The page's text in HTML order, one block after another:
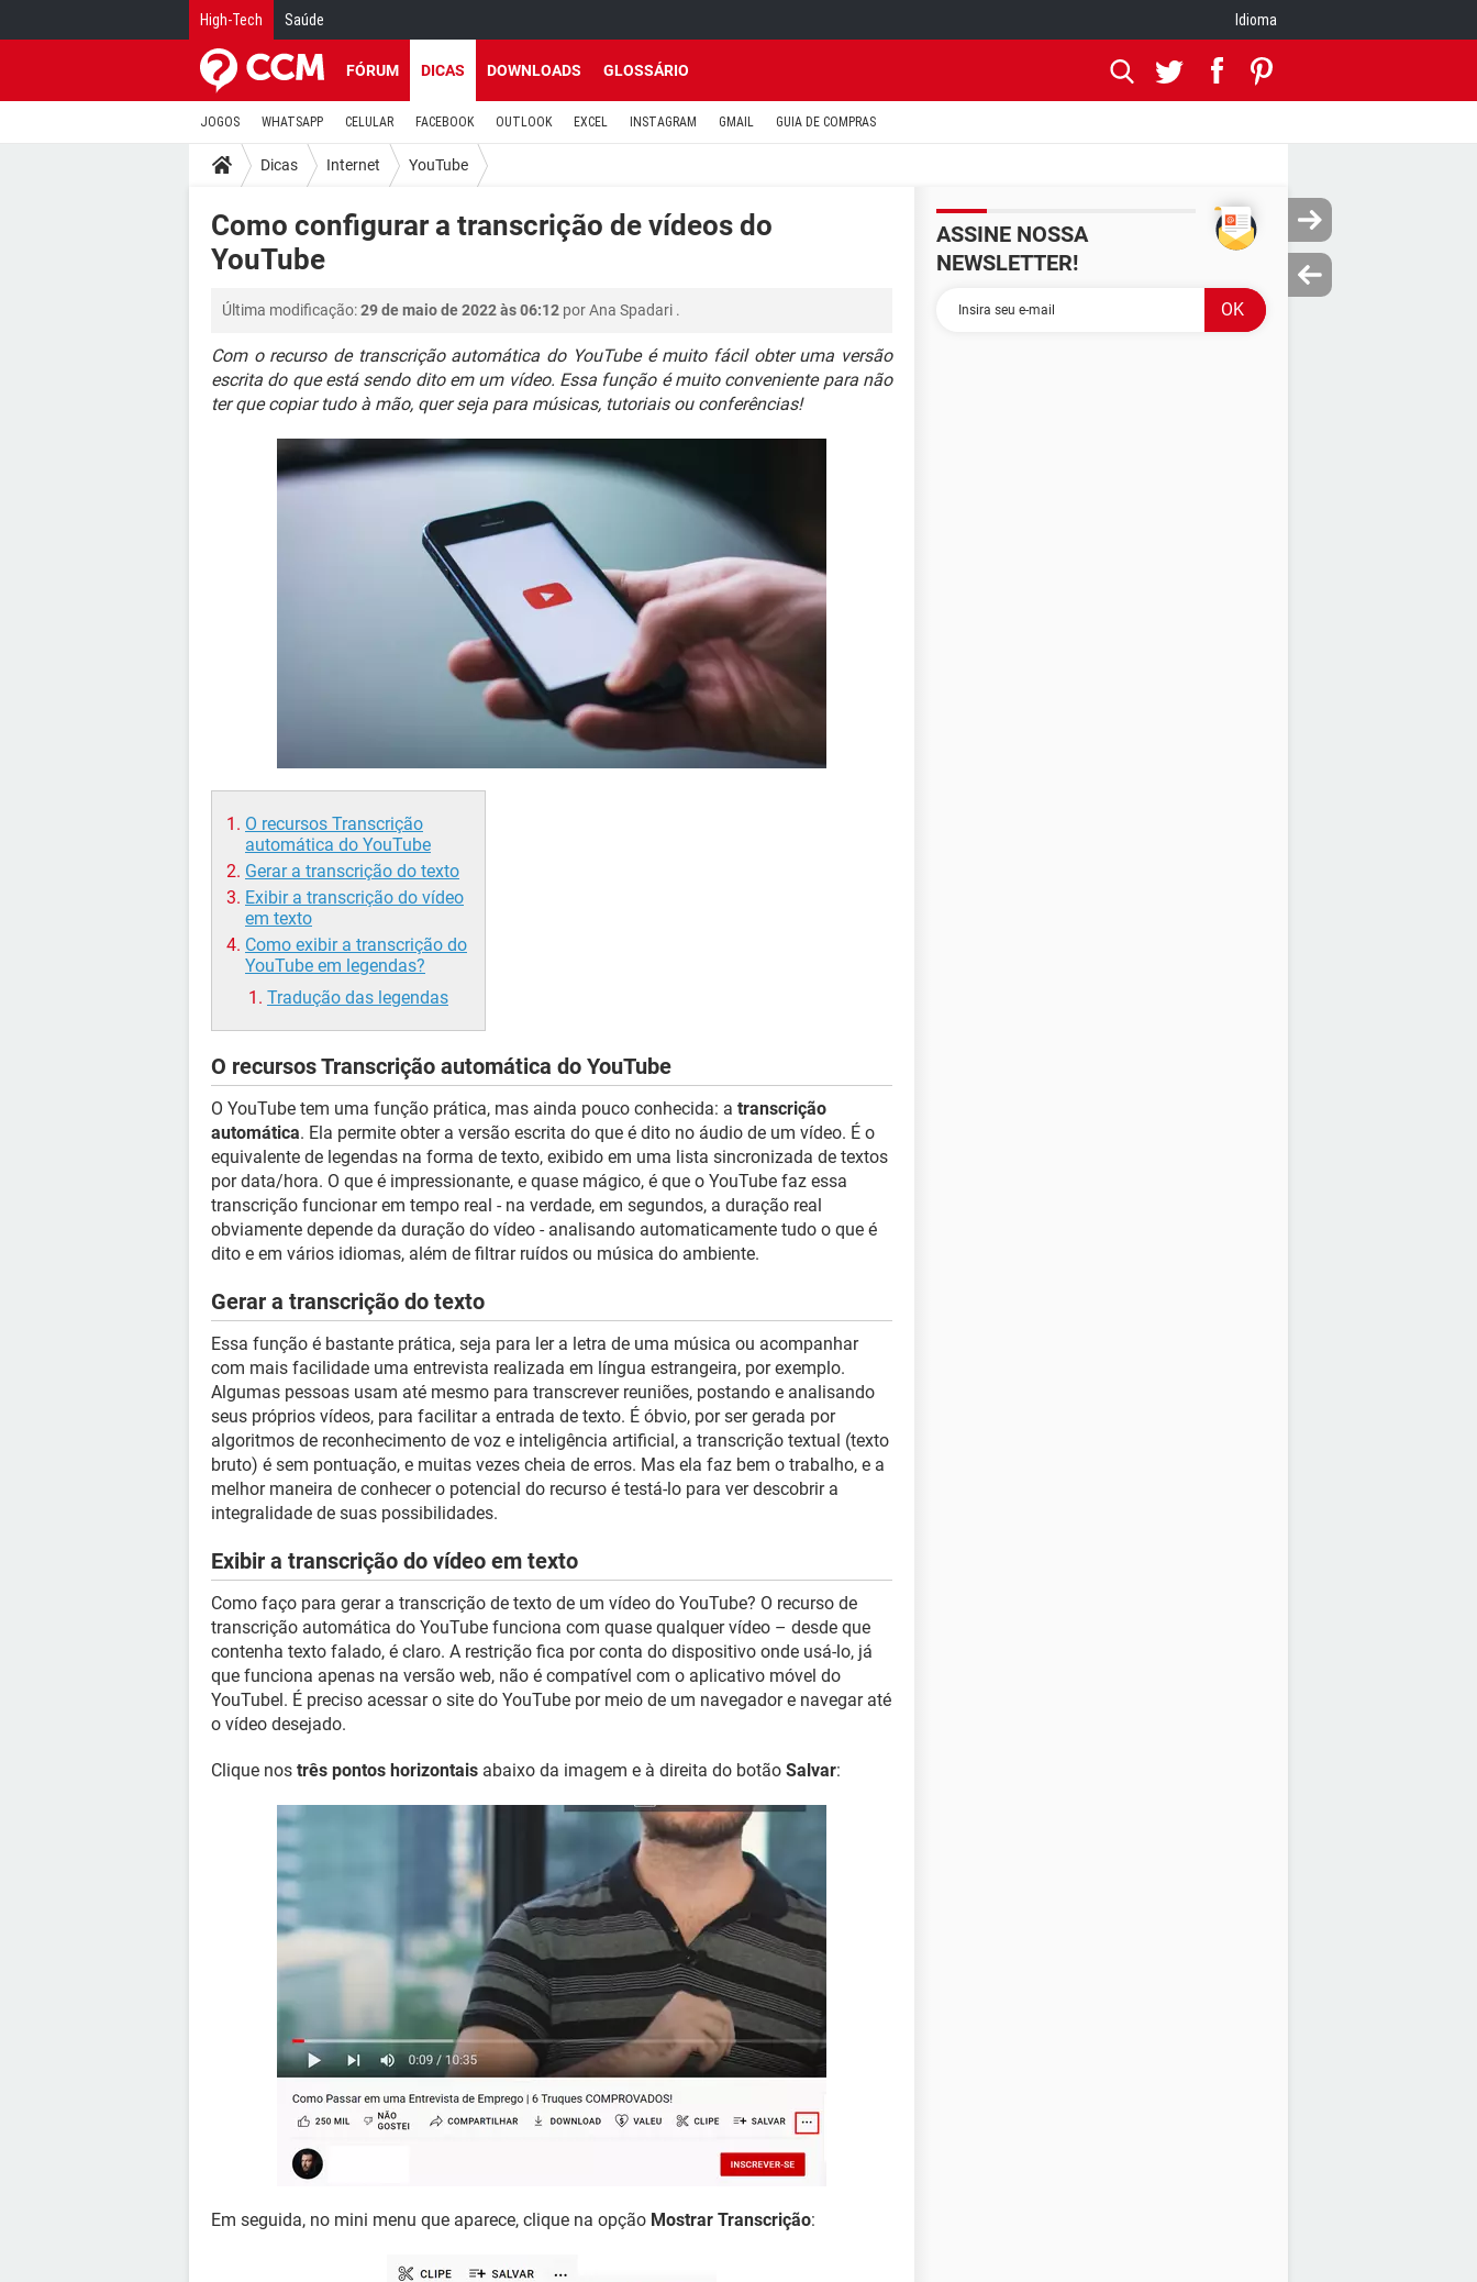
High-Tech Saúde Idioma
FÓRUM DICAS DOWNLOADS GLOSSÁRIO
JOGOS WHATSAPP CELULAR FACEBOOK OUTLOOK EXCEL INSTAGRAM GMAIL GUIA DE COMPRAS
Dicas Internet YouTube
Como configurar a transcrição de vídeos do
YouTube
Última modificação:29 de maio de 2022 às 06:12 porAna Spadari .
Com o recurso de transcrição automática do YouTube é muito fácil obter uma versão
escrita do que está sendo dito em um vídeo. Essa função é muito conveniente para não
ter que copiar tudo à mão, quer seja para músicas, tutoriais ou conferências!
O recursos Transcrição
automática do YouTube
Gerar a transcrição do texto
Exibir a transcrição do vídeo
em texto
Como exibir a transcrição do
YouTube em legendas?
Tradução das legendas
O recursos Transcrição automática do YouTube
O YouTube tem uma função prática, mas ainda pouco conhecida: a transcrição
automática. Ela permite obter a versão escrita do que é dito no áudio de um vídeo. É o
equivalente de legendas na forma de texto, exibido em uma lista sincronizada de textos
por data/hora. O que é impressionante, e quase mágico, é que o YouTube faz essa
transcrição funcionar em tempo real - na verdade, em segundos, a duração real
obviamente depende da duração do vídeo - analisando automaticamente tudo o que é
dito e em vários idiomas, além de filtrar ruídos ou música do ambiente.
Gerar a transcrição do texto
Essa função é bastante prática, seja para ler a letra de uma música ou acompanhar
com mais facilidade uma entrevista realizada em língua estrangeira, por exemplo.
Algumas pessoas usam até mesmo para transcrever reuniões, postando e analisando
seus próprios vídeos, para facilitar a entrada de texto. É óbvio, por ser gerada por
algoritmos de reconhecimento de voz e inteligência artificial, a transcrição textual (texto
bruto) é sem pontuação, e muitas vezes cheia de erros. Mas ela faz bem o trabalho, e a
melhor maneira de conhecer o potencial do recurso é testá-lo para ver descobrir a
integralidade de suas possibilidades.
Exibir a transcrição do vídeo em texto
Como faço para gerar a transcrição de texto de um vídeo do YouTube? O recurso de
transcrição automática do YouTube funciona com quase qualquer vídeo – desde que
contenha texto falado, é claro. A restrição fica por conta do dispositivo onde usá-lo, já
que funciona apenas na versão web, não é compatível com o aplicativo móvel do
YouTubel. É preciso acessar o site do YouTube por meio de um navegador e navegar até
o vídeo desejado.
Clique nos três pontos horizontais abaixo da imagem e à direita do botão Salvar:
Em seguida, no mini menu que aparece, clique na opção Mostrar Transcrição:
ASSINE NOSSA
NEWSLETTER!